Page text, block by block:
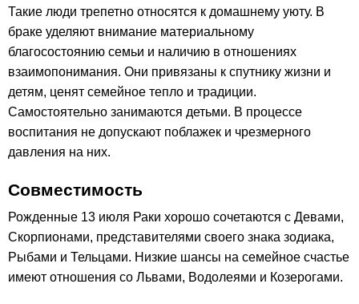
Такие люди трепетно относятся к домашнему уюту. В
браке уделяют внимание материальному
благосостоянию семьи и наличию в отношениях
взаимопонимания. Они привязаны к спутнику жизни и
детям, ценят семейное тепло и традиции.
Самостоятельно занимаются детьми. В процессе
воспитания не допускают поблажек и чрезмерного
давления на них.
Совместимость
Рожденные 13 июля Раки хорошо сочетаются с Девами,
Скорпионами, представителями своего знака зодиака,
Рыбами и Тельцами. Низкие шансы на семейное счастье
имеют отношения со Львами, Водолеями и Козерогами.